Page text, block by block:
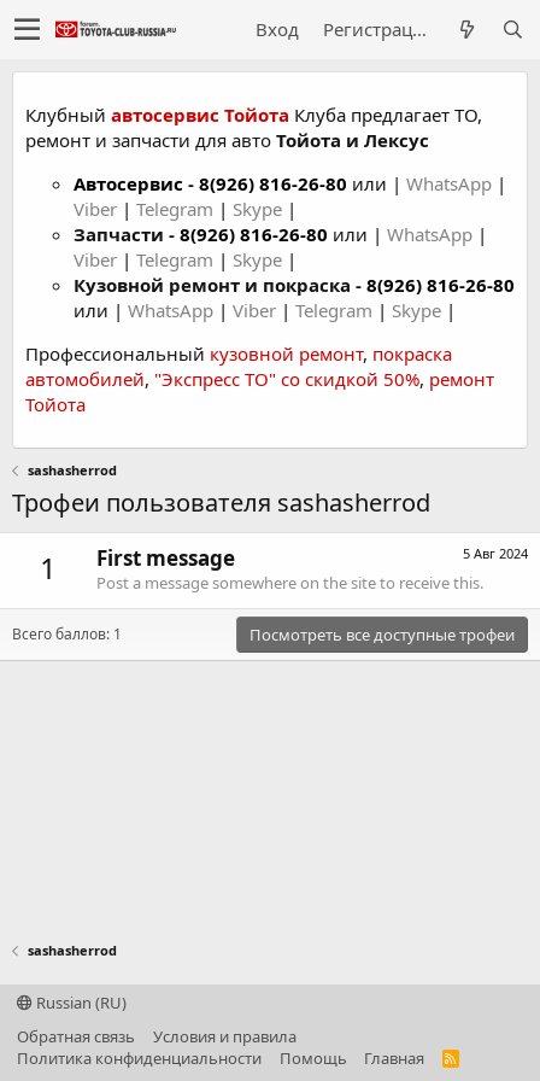
Вход Регистрация
Клубный автосервис Тойота Клуба предлагает ТО,
ремонт и запчасти для авто Тойота и Лексус
Автосервис - 8(926) 816-26-80 или | WhatsApp |
Viber | Telegram | Skype |
Запчасти - 8(926) 816-26-80 или | WhatsApp |
Viber | Telegram | Skype |
Кузовной ремонт и покраска - 8(926) 816-26-80
или | WhatsApp | Viber | Telegram | Skype |
Профессиональный кузовной ремонт, покраска
автомобилей, "Экспресс ТО" со скидкой 50%, ремонт
Тойота
sashasherrod
Трофеи пользователя sashasherrod
1 5 Авг 2024
First message
Post a message somewhere on the site to receive this.
Всего баллов: 1 Посмотреть все доступные трофеи
sashasherrod
Russian (RU)
Обратная связь
Условия и правила
Политика конфиденциальности
Помощь Главная
R